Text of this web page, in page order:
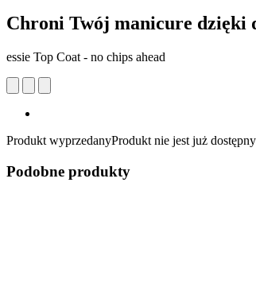
Chroni Twój manicure dzięki
essie Top Coat - no chips ahead
Produkt wyprzedanyProdukt nie jest już
Podobne produkty